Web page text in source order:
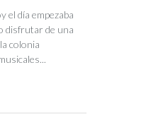
el día empezaba
disfrutar de una
colonia